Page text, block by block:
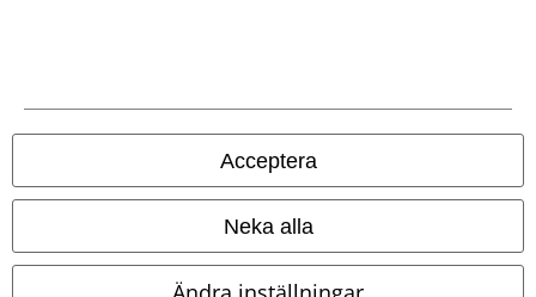
Acceptera
Neka alla
Alla priser inkl. moms.Fraktkostnad tillkommer.
© 1986-2026 E.M.P. Merchandising HGmbH